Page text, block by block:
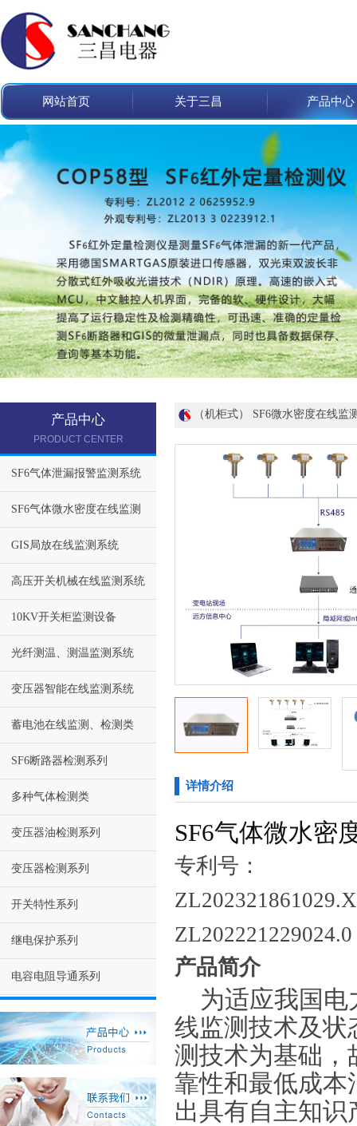
网站首页 关于三昌 产品中心
产品中心
PRODUCT CENTER
SF6气体泄漏报警监测系统
SF6气体微水密度在线监测
GIS局放在线监测系统
高压开关机械在线监测系统
10KV开关柜监测设备
光纤测温、测温监测系统
变压器智能在线监测系统
蓄电池在线监测、检测类
SF6断路器检测系列
多种气体检测类
变压器油检测系列
变压器检测系列
开关特性系列
继电保护系列
电容电阻导通系列
（机柜式） SF6微水密度在线监
详情介绍
SF6气体微水密
专利号：
ZL202321861029.X
ZL202221229024.0
产品简介
为适应我国
线监测技术及状
测技术为基础，
靠性和最低成本
出具有自主知识